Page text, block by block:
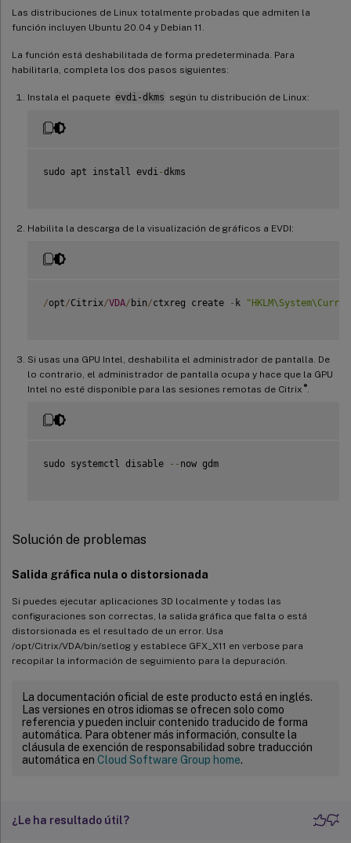
Las distribuciones de Linux totalmente probadas que admiten la
función incluyen Ubuntu 20.04 y Debian 11.
La función está deshabilitada de forma predeterminada. Para
habilitarla, completa los dos pasos siguientes:
Instala el paquete evdi-dkms según tu distribución de Linux:
sudo apt install evdi -dkms
Habilita la descarga de la visualización de gráficos a EVDI:
/opt/Citrix/VDA/ bin/ctxreg create - k
Si usas una GPU Intel, deshabilita el administrador de pantalla. De
lo contrario, el administrador de pantalla ocupa y hace que la GPU
Intel no esté disponible para las sesiones remotas de Citrix ®.
sudo systemctl disable -- now gdm
Solución de problemas
Salida gráfica nula o distorsionada
Si puedes ejecutar aplicaciones 3D localmente y todas las
configuraciones son correctas, la salida gráfica que falta o está
distorsionada es el resultado de un error. Usa
/opt/Citrix/VDA/bin/setlog y establece GFX_X11 en verbose para
recopilar la información de seguimiento para la depuración.
La documentación oficial de este producto está en inglés.
Las versiones en otros idiomas se ofrecen solo como
referencia y pueden incluir contenido traducido de forma
automática. Para obtener más información, consulte la
cláusula de exención de responsabilidad sobre traducción
automática en Cloud Software Group home.
¿Le ha resultado útil?